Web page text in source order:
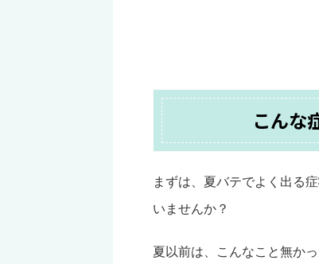
こんな
まずは、夏バテでよく出る
いませんか？
夏以前は、こんなこと無か